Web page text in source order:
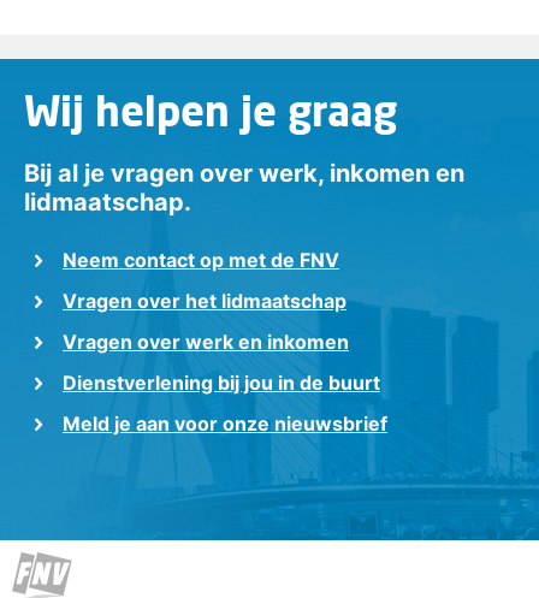
Wij helpen je graag
Bij al je vragen over werk, inkomen en
lidmaatschap.
Neem contact op met de FNV
Vragen over het lidmaatschap
Vragen over werk en inkomen
Dienstverlening bij jou in de buurt
Meld je aan voor onze nieuwsbrief